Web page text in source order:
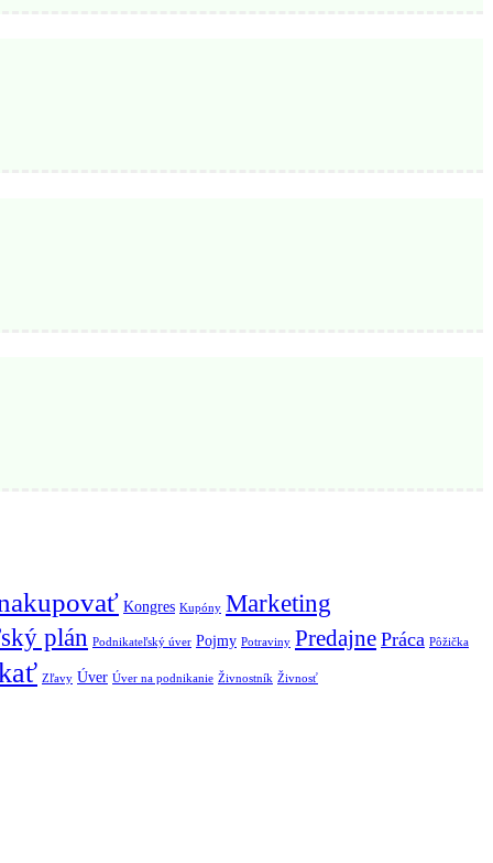
Kongres Kupóny Marketing
plán Podnikateľský úver Pojmy Potraviny Predajne Práca Pôžička
Zľavy Úver Úver na podnikanie Živnostník Živnosť